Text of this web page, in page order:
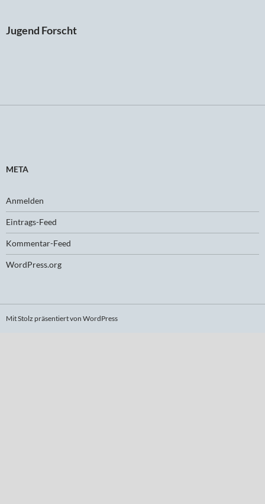
Jugend Forscht
META
Anmelden
Eintrags-Feed
Kommentar-Feed
WordPress.org
Mit Stolz präsentiert von WordPress